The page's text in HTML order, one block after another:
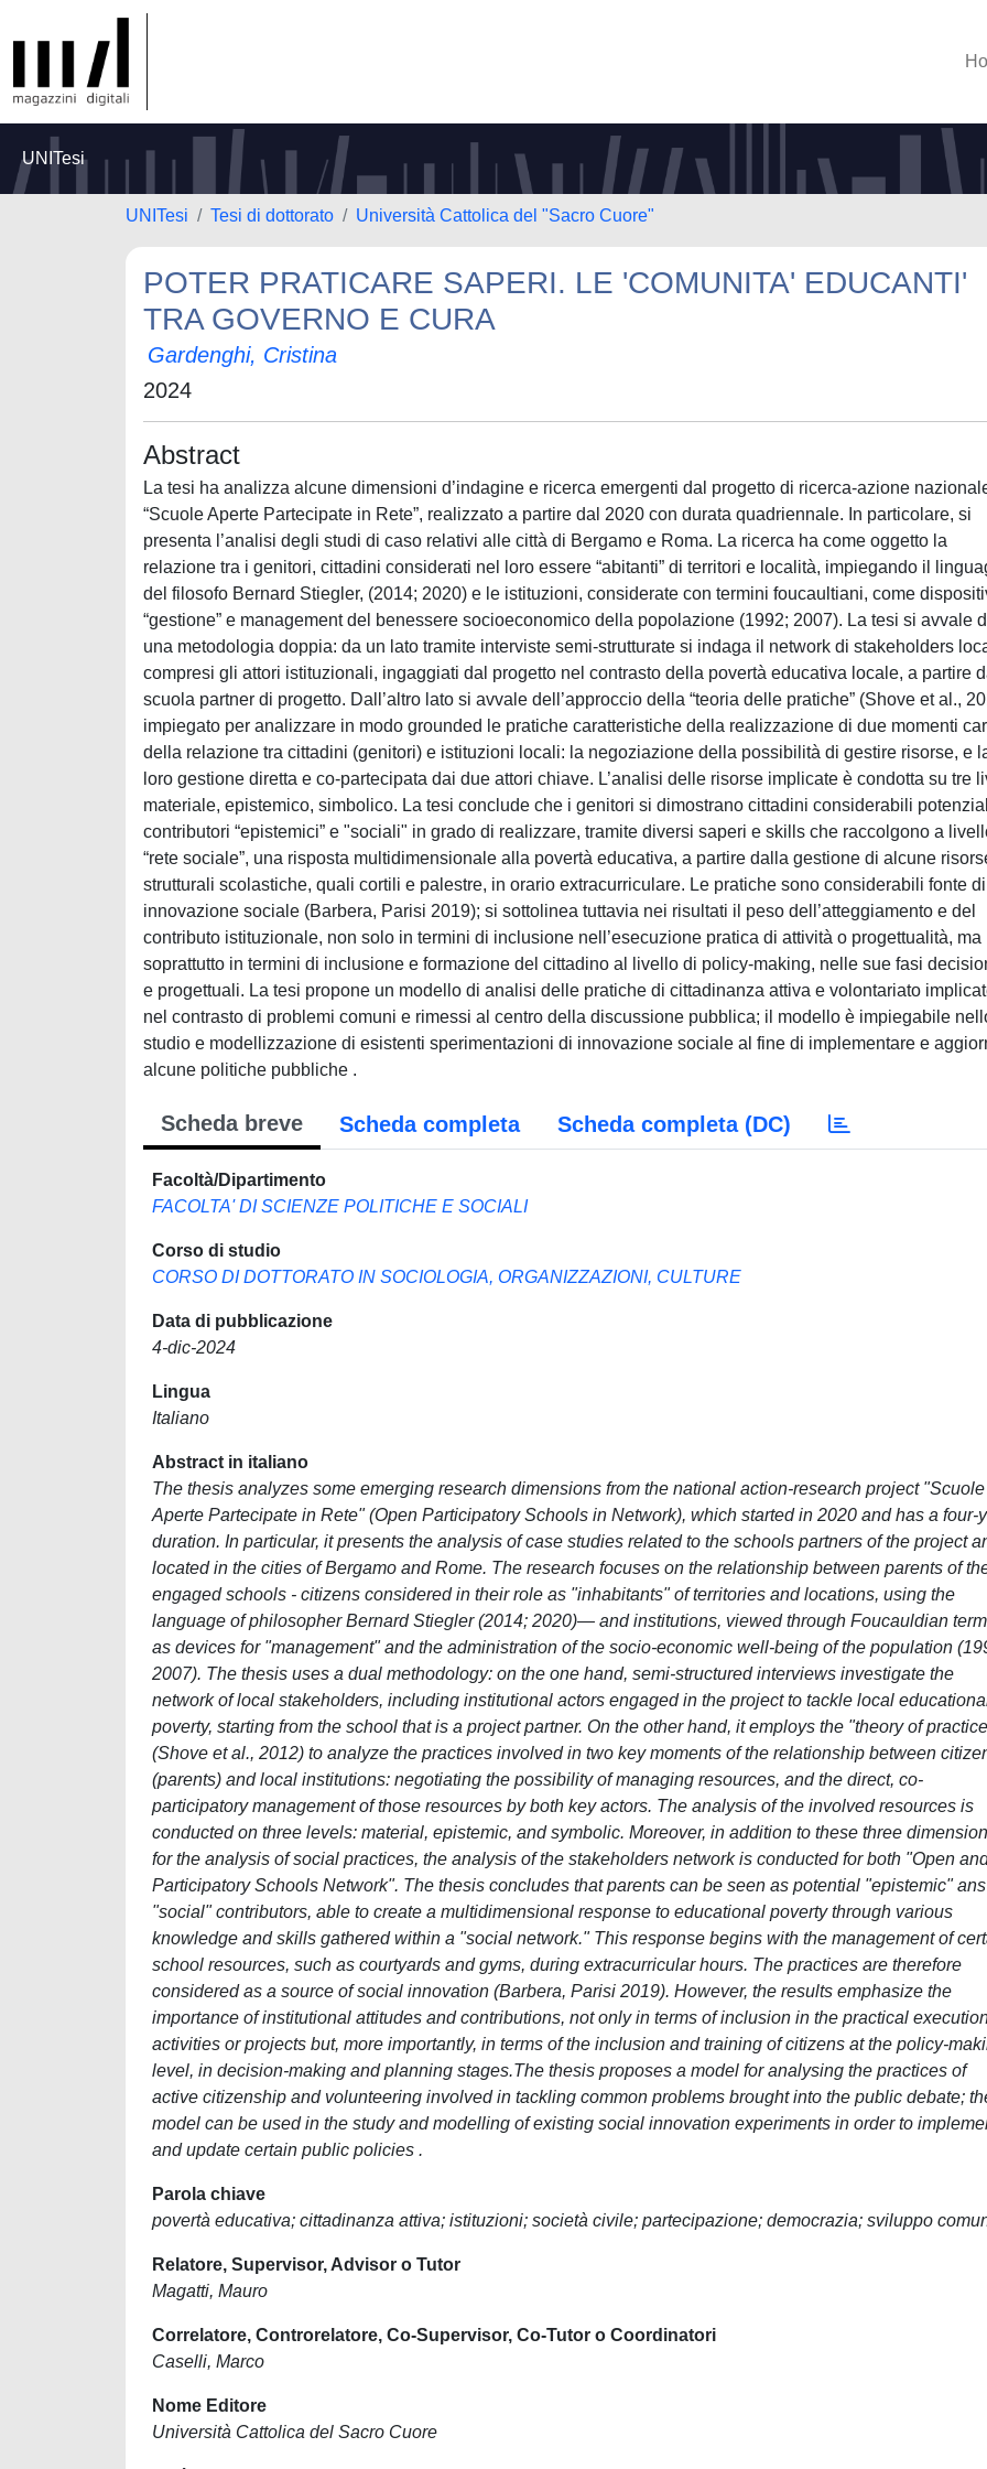
UNITesi
UNITesi Tesi di dottorato Università Cattolica del "Sacro Cuore"
POTER PRATICARE SAPERI. LE 'COMUNITA' EDUCANTI'
TRA GOVERNO E CURA
Gardenghi, Cristina
2024
Abstract
La tesi ha analizza alcune dimensioni d’indagine e ricerca emergenti dal progetto di ricerca-azione
“Scuole Aperte Partecipate in Rete”, realizzato a partire dal 2020 con durata quadriennale. In particolare, si
presenta l’analisi degli studi di caso relativi alle città di Bergamo e Roma. La ricerca ha come oggetto la
relazione tra i genitori, cittadini considerati nel loro essere “abitanti” di territori e località, impiegando il
del filosofo Bernard Stiegler, (2014; 2020) e le istituzioni, considerate con termini foucaultiani, come
“gestione” e management del benessere socioeconomico della popolazione (1992; 2007). La tesi si avvale
una metodologia doppia: da un lato tramite interviste semi-strutturate si indaga il network di stakeholders
compresi gli attori istituzionali, ingaggiati dal progetto nel contrasto della povertà educativa locale, a partire
scuola partner di progetto. Dall’altro lato si avvale dell’approccio della “teoria delle pratiche” (Shove et al.,
impiegato per analizzare in modo grounded le pratiche caratteristiche della realizzazione di due momenti
della relazione tra cittadini (genitori) e istituzioni locali: la negoziazione della possibilità di gestire risorse, e
loro gestione diretta e co-partecipata dai due attori chiave. L’analisi delle risorse implicate è condotta su tre
materiale, epistemico, simbolico. La tesi conclude che i genitori si dimostrano cittadini considerabili
contributori “epistemici” e "sociali" in grado di realizzare, tramite diversi saperi e skills che raccolgono a
“rete sociale”, una risposta multidimensionale alla povertà educativa, a partire dalla gestione di alcune
strutturali scolastiche, quali cortili e palestre, in orario extracurriculare. Le pratiche sono considerabili fonte di
innovazione sociale (Barbera, Parisi 2019); si sottolinea tuttavia nei risultati il peso dell’atteggiamento e del
contributo istituzionale, non solo in termini di inclusione nell’esecuzione pratica di attività o progettualità, ma
soprattutto in termini di inclusione e formazione del cittadino al livello di policy-making, nelle sue fasi
e progettuali. La tesi propone un modello di analisi delle pratiche di cittadinanza attiva e volontariato
nel contrasto di problemi comuni e rimessi al centro della discussione pubblica; il modello è impiegabile
studio e modellizzazione di esistenti sperimentazioni di innovazione sociale al fine di implementare e
alcune politiche pubbliche .
Scheda breve Scheda completa Scheda completa (DC)
Facoltà/Dipartimento
FACOLTA' DI SCIENZE POLITICHE E SOCIALI
Corso di studio
CORSO DI DOTTORATO IN SOCIOLOGIA, ORGANIZZAZIONI, CULTURE
Data di pubblicazione
4-dic-2024
Lingua
Italiano
Abstract in italiano
The thesis analyzes some emerging research dimensions from the national action-research project "Scuole
Aperte Partecipate in Rete" (Open Participatory Schools in Network), which started in 2020 and has a four-
duration. In particular, it presents the analysis of case studies related to the schools partners of the project
located in the cities of Bergamo and Rome. The research focuses on the relationship between parents of
engaged schools - citizens considered in their role as "inhabitants" of territories and locations, using the
language of philosopher Bernard Stiegler (2014; 2020)— and institutions, viewed through Foucauldian
as devices for "management" and the administration of the socio-economic well-being of the population
2007). The thesis uses a dual methodology: on the one hand, semi-structured interviews investigate the
network of local stakeholders, including institutional actors engaged in the project to tackle local
poverty, starting from the school that is a project partner. On the other hand, it employs the "theory of
(Shove et al., 2012) to analyze the practices involved in two key moments of the relationship between
(parents) and local institutions: negotiating the possibility of managing resources, and the direct, co-
participatory management of those resources by both key actors. The analysis of the involved resources is
conducted on three levels: material, epistemic, and symbolic. Moreover, in addition to these three
for the analysis of social practices, the analysis of the stakeholders network is conducted for both "Open
Participatory Schools Network". The thesis concludes that parents can be seen as potential "epistemic" ans
"social" contributors, able to create a multidimensional response to educational poverty through various
knowledge and skills gathered within a "social network." This response begins with the management of
school resources, such as courtyards and gyms, during extracurricular hours. The practices are therefore
considered as a source of social innovation (Barbera, Parisi 2019). However, the results emphasize the
importance of institutional attitudes and contributions, not only in terms of inclusion in the practical
activities or projects but, more importantly, in terms of the inclusion and training of citizens at the policy-
level, in decision-making and planning stages.The thesis proposes a model for analysing the practices of
active citizenship and volunteering involved in tackling common problems brought into the public debate;
model can be used in the study and modelling of existing social innovation experiments in order to
and update certain public policies .
Parola chiave
povertà educativa; cittadinanza attiva; istituzioni; società civile; partecipazione; democrazia; sviluppo
Relatore, Supervisor, Advisor o Tutor
Magatti, Mauro
Correlatore, Controrelatore, Co-Supervisor, Co-Tutor o Coordinatori
Caselli, Marco
Nome Editore
Università Cattolica del Sacro Cuore